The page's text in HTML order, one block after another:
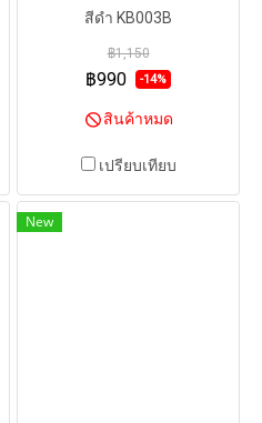
สีดำ KB003B
฿1,150
฿990 -14%
สินค้าหมด
เปรียบเทียบ
New